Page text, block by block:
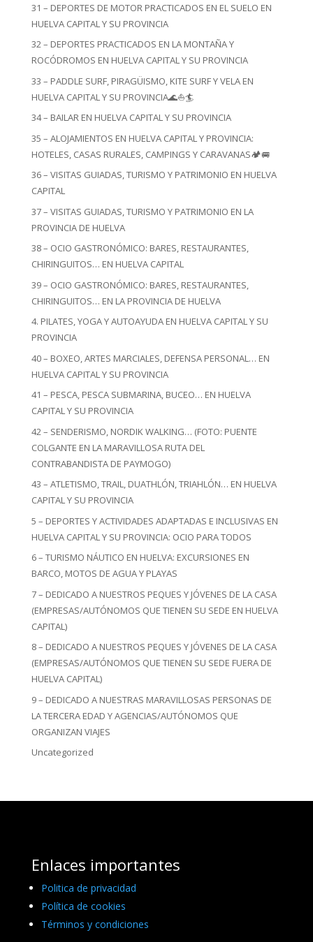
31 – DEPORTES DE MOTOR PRACTICADOS EN EL SUELO EN
HUELVA CAPITAL Y SU PROVINCIA
32 – DEPORTES PRACTICADOS EN LA MONTAÑA Y
ROCÓDROMOS EN HUELVA CAPITAL Y SU PROVINCIA
33 – PADDLE SURF, PIRAGÜISMO, KITE SURF Y VELA EN
HUELVA CAPITAL Y SU PROVINCIA🌊⛵🏄
34 – BAILAR EN HUELVA CAPITAL Y SU PROVINCIA
35 – ALOJAMIENTOS EN HUELVA CAPITAL Y PROVINCIA:
HOTELES, CASAS RURALES, CAMPINGS Y CARAVANAS🏕️🚐
36 – VISITAS GUIADAS, TURISMO Y PATRIMONIO EN HUELVA
CAPITAL
37 – VISITAS GUIADAS, TURISMO Y PATRIMONIO EN LA
PROVINCIA DE HUELVA
38 – OCIO GASTRONÓMICO: BARES, RESTAURANTES,
CHIRINGUITOS… EN HUELVA CAPITAL
39 – OCIO GASTRONÓMICO: BARES, RESTAURANTES,
CHIRINGUITOS… EN LA PROVINCIA DE HUELVA
4. PILATES, YOGA Y AUTOAYUDA EN HUELVA CAPITAL Y SU
PROVINCIA
40 – BOXEO, ARTES MARCIALES, DEFENSA PERSONAL… EN
HUELVA CAPITAL Y SU PROVINCIA
41 – PESCA, PESCA SUBMARINA, BUCEO… EN HUELVA
CAPITAL Y SU PROVINCIA
42 – SENDERISMO, NORDIK WALKING… (FOTO: PUENTE
COLGANTE EN LA MARAVILLOSA RUTA DEL
CONTRABANDISTA DE PAYMOGO)
43 – ATLETISMO, TRAIL, DUATHLÓN, TRIAHLÓN… EN HUELVA
CAPITAL Y SU PROVINCIA
5 – DEPORTES Y ACTIVIDADES ADAPTADAS E INCLUSIVAS EN
HUELVA CAPITAL Y SU PROVINCIA: OCIO PARA TODOS
6 – TURISMO NÁUTICO EN HUELVA: EXCURSIONES EN
BARCO, MOTOS DE AGUA Y PLAYAS
7 – DEDICADO A NUESTROS PEQUES Y JÓVENES DE LA CASA
(EMPRESAS/AUTÓNOMOS QUE TIENEN SU SEDE EN HUELVA
CAPITAL)
8 – DEDICADO A NUESTROS PEQUES Y JÓVENES DE LA CASA
(EMPRESAS/AUTÓNOMOS QUE TIENEN SU SEDE FUERA DE
HUELVA CAPITAL)
9 – DEDICADO A NUESTRAS MARAVILLOSAS PERSONAS DE
LA TERCERA EDAD Y AGENCIAS/AUTÓNOMOS QUE
ORGANIZAN VIAJES
Uncategorized
Enlaces importantes
Politica de privacidad
Política de cookies
Términos y condiciones